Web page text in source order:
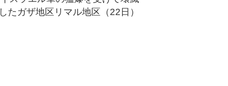
したガザ地区リマル地区（22日）